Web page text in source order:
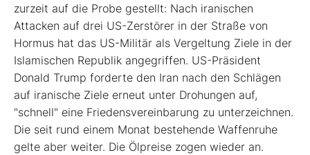
zurzeit auf die Probe gestellt: Nach iranischen
Attacken auf drei US-Zerstörer in der Straße von
Hormus hat das US-Militär als Vergeltung Ziele in der
Islamischen Republik angegriffen. US-Präsident
Donald Trump forderte den Iran nach den Schlägen
auf iranische Ziele erneut unter Drohungen auf,
"schnell" eine Friedensvereinbarung zu unterzeichnen.
Die seit rund einem Monat bestehende Waffenruhe
gelte aber weiter. Die Ölpreise zogen wieder an.